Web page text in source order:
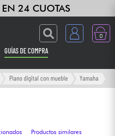
EN 24 CUOTAS
0
GUÍAS DE COMPRA
Piano digital con mueble Yamaha
Productos similares